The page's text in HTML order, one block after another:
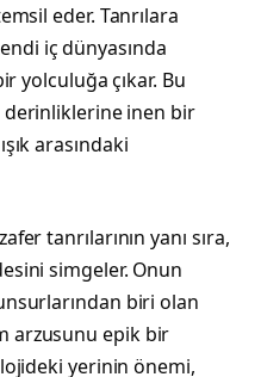
eder. Tanrılara
iç dünyasında
yolculuğa çıkar. Bu
inen bir
arasındaki
tanrılarının yanı sıra,
simgeler. Onun
biri olan
arzusunu epik bir
yerinin önemi,